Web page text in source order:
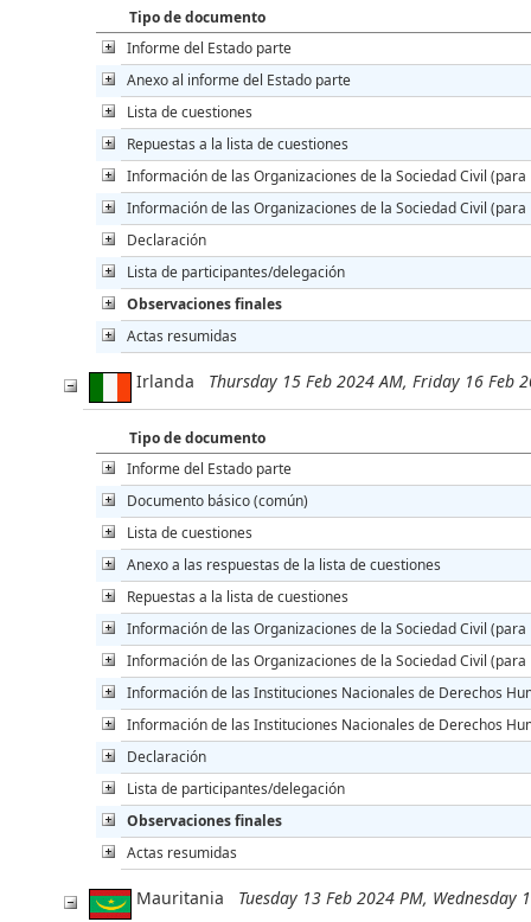
Tipo de documento
Informe del Estado parte
Anexo al informe del Estado parte
Lista de cuestiones
Repuestas a la lista de cuestiones
Información de las Organizaciones de la Sociedad Civil (para
Información de las Organizaciones de la Sociedad Civil
Declaración
Lista de participantes/delegación
Observaciones finales
Actas resumidas
Irlanda Thursday 15 Feb 2024 AM, Friday 16 Feb
Tipo de documento
Informe del Estado parte
Documento básico (común)
Lista de cuestiones
Anexo a las respuestas de la lista de cuestiones
Repuestas a la lista de cuestiones
Información de las Organizaciones de la Sociedad Civil (para
Información de las Organizaciones de la Sociedad Civil
Información de las Instituciones Nacionales de Derechos
Información de las Instituciones Nacionales de Derechos
Declaración
Lista de participantes/delegación
Observaciones finales
Actas resumidas
Mauritania Tuesday 13 Feb 2024 PM, Wednesday